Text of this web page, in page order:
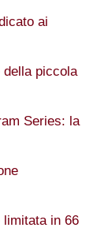
ai
della piccola
Series: la
in 66